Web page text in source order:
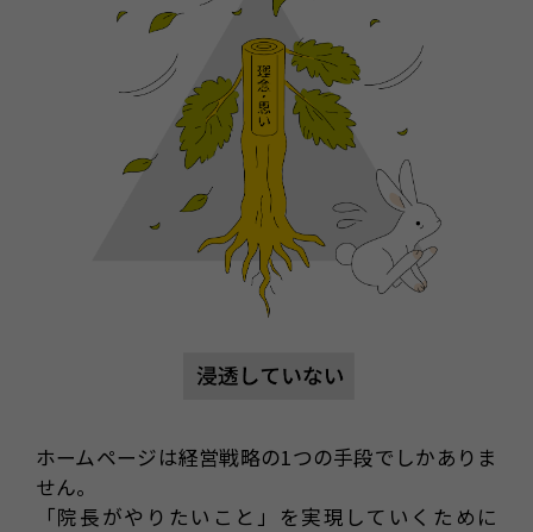
ホームページは経営戦略の1つの手段でしかありま
せん。
「院長がやりたいこと」を実現していくために